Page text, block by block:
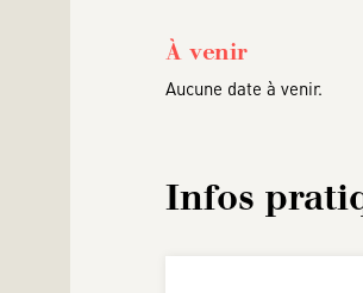
À venir
Aucune date à venir.
Infos